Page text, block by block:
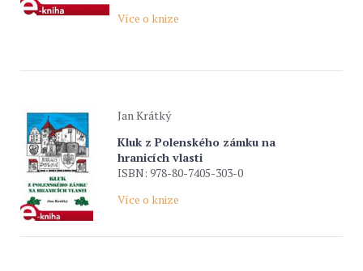
Více o knize
Jan Krátký
Kluk z Polenského zámku na
hranicích vlasti
ISBN: 978-80-7405-303-0
Více o knize